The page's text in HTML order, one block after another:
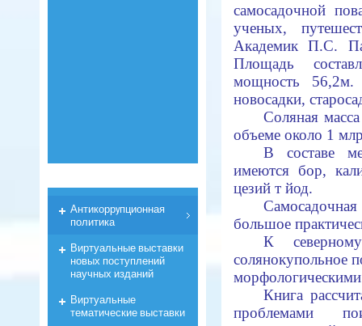
самосадочной
ученых,
Академик П.С.
Площадь
мощность 56,2м.
новосадки,
Соляная
объеме около 1
В составе
имеются бор,
цезий т йод.
большое
К
солянокупольное
Книга
проблемами
Антикоррyпционная
политика
Виртуальные выставки
новых поступлений
научных изданий
Виртуальные
тематические выставки